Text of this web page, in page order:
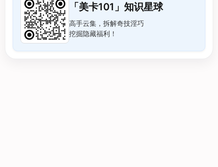
「美卡101」知识星球
高手云集，拆解奇技淫巧
挖掘隐藏福利！